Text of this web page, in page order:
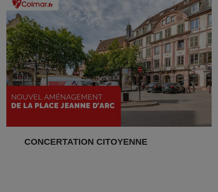
CONCERTATION CITOYENNE